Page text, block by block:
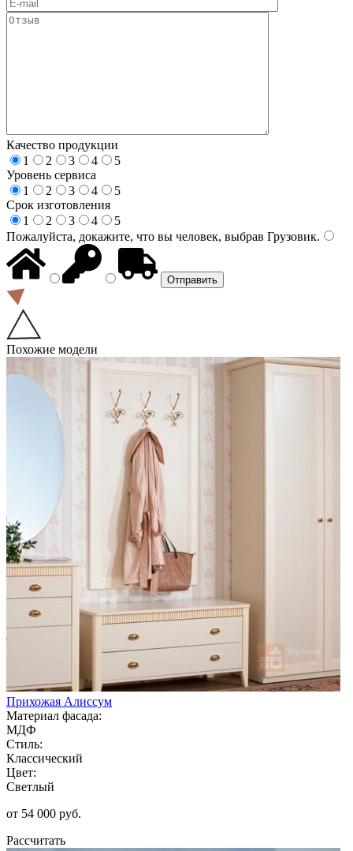
Качество продукции
1
2 3 4
5
Уровень сервиса
1
2 3 4
5
Срок изготовления
1
2 3 4
5
Пожалуйста, докажите, что вы человек, выбрав Грузовик.
Похожие модели
Прихожая Алиссум
Материал фасада:
МДФ
Стиль:
Классический
Цвет:
Светлый
от 54 000 руб.
Рассчитать